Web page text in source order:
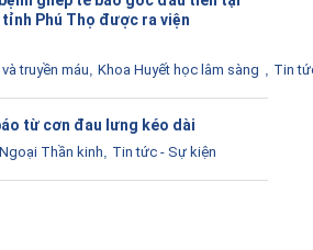
tỉnh Phú Thọ được ra viện
truyền máu Khoa Huyết học lâm sàng Tin
từ cơn đau lưng kéo dài
Thần kinh Tin tức - Sự kiện